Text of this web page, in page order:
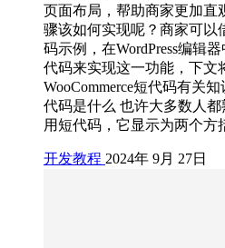
页面布局，帮助商家更加直
骤该如何实现呢？商家可以
码示例，在WordPress编辑
代码来实现这一功能，下文
WooCommerce短代码有关
代码是什么 也许大多数人都
用短代码，它显示为两个方
开发教程 2024年 9月 27日